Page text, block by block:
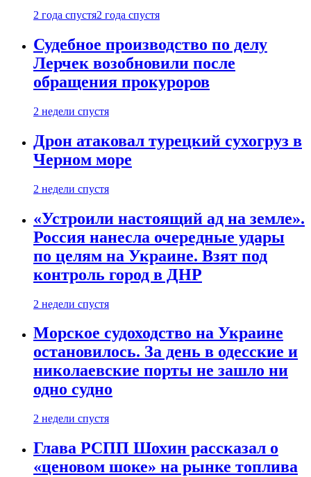
2 года спустя2 года спустя
Судебное производство по делу
Лерчек возобновили после
обращения прокуроров
2 недели спустя
Дрон атаковал турецкий сухогруз в
Черном море
2 недели спустя
«Устроили настоящий ад на земле».
Россия нанесла очередные удары
по целям на Украине. Взят под
контроль город в ДНР
2 недели спустя
Морское судоходство на Украине
остановилось. За день в одесские и
николаевские порты не зашло ни
одно судно
2 недели спустя
Глава РСПП Шохин рассказал о
«ценовом шоке» на рынке топлива